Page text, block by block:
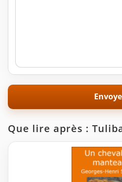
Que lire après :